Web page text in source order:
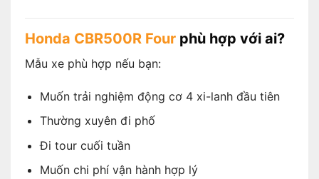
Honda CBR500R Four phù hợp với ai?
Mẫu xe phù hợp nếu bạn:
Muốn trải nghiệm động cơ 4 xi-lanh đầu tiên
Thường xuyên đi phố
Đi tour cuối tuần
Muốn chi phí vận hành hợp lý